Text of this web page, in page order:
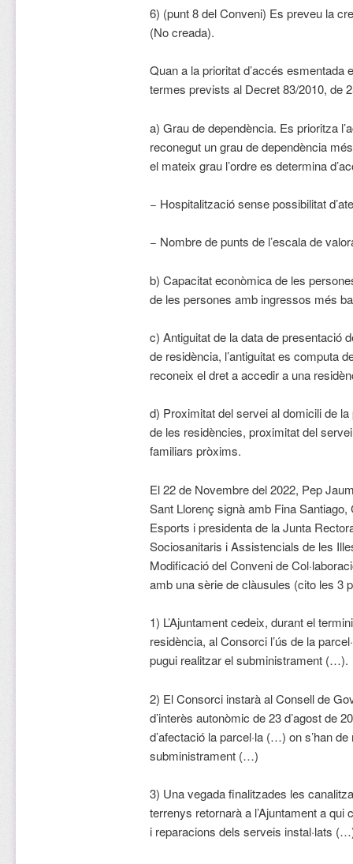
6) (punt 8 del Conveni) Es preveu la
(No creada).
Quan a la prioritat d’accés esmentada
termes prevists al Decret 83/2010, de
a) Grau de dependència. Es prioritza
reconegut un grau de dependència
el mateix grau l’ordre es determina
− Hospitalització sense possibilitat
− Nombre de punts de l’escala de
b) Capacitat econòmica de les
de les persones amb ingressos més
c) Antiguitat de la data de presentació
de residència, l’antiguitat es computa
reconeix el dret a accedir a una
d) Proximitat del servei al domicili de
de les residències, proximitat del
familiars pròxims.
El 22 de Novembre del 2022, Pep
Sant Llorenç signà amb Fina Santiago,
Esports i presidenta de la Junta
Sociosanitaris i Assistencials de les
Modificació del Conveni de
amb una sèrie de clàusules (cito les 3
1) L’Ajuntament cedeix, durant el
residència, al Consorci l’ús de la
pugui realitzar el subministrament (…).
2) El Consorci instarà al Consell de
d’interès autonòmic de 23 d’agost de
d’afectació la parcel·la (…) on s’han
subministrament (…)
3) Una vegada finalitzades les
terrenys retornarà a l’Ajuntament a
i reparacions dels serveis instal·lats